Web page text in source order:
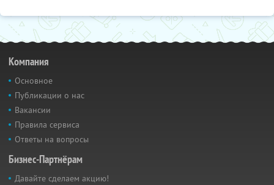
Компания
Основное
Публикации о нас
Вакансии
Правила сервиса
Ответы на вопросы
Бизнес-Партнёрам
Давайте сделаем акцию!